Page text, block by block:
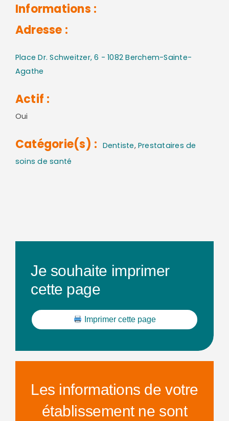
Informations :
Adresse :
Place Dr. Schweitzer, 6 - 1082 Berchem-Sainte-
Agathe
Actif :
Oui
Catégorie(s) : Dentiste,Prestataires de
soins de santé
Je souhaite imprimer
cette page
Imprimer cette page
Les informations de votre
établissement ne sont